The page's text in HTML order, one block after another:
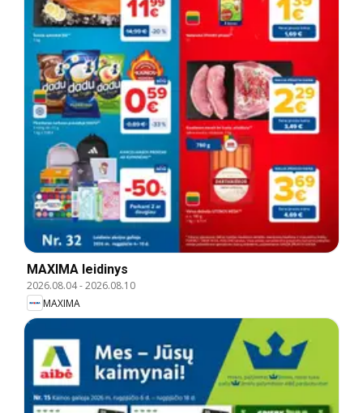
MAXIMA leidinys
2026.08.04-2026.08.10
MAXIMA